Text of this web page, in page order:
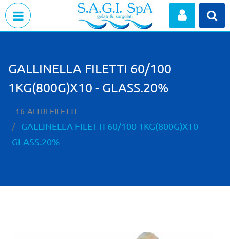
GALLINELLA FILETTI 60/100
1KG(800G)X10 - GLASS.20%
16-ALTRI FILETTI
GALLINELLA FILETTI 60/100 1KG(800G)X10 -
GLASS.20%